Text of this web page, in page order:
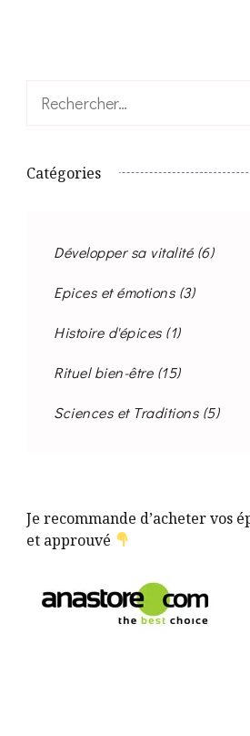
Rechercher :
Catégories
Développer sa vitalité(6)
Epices et émotions(3)
Histoire d'épices(1)
Rituel bien-être(15)
Sciences et Traditions(5)
Je recommande d’acheter vos
et approuvé